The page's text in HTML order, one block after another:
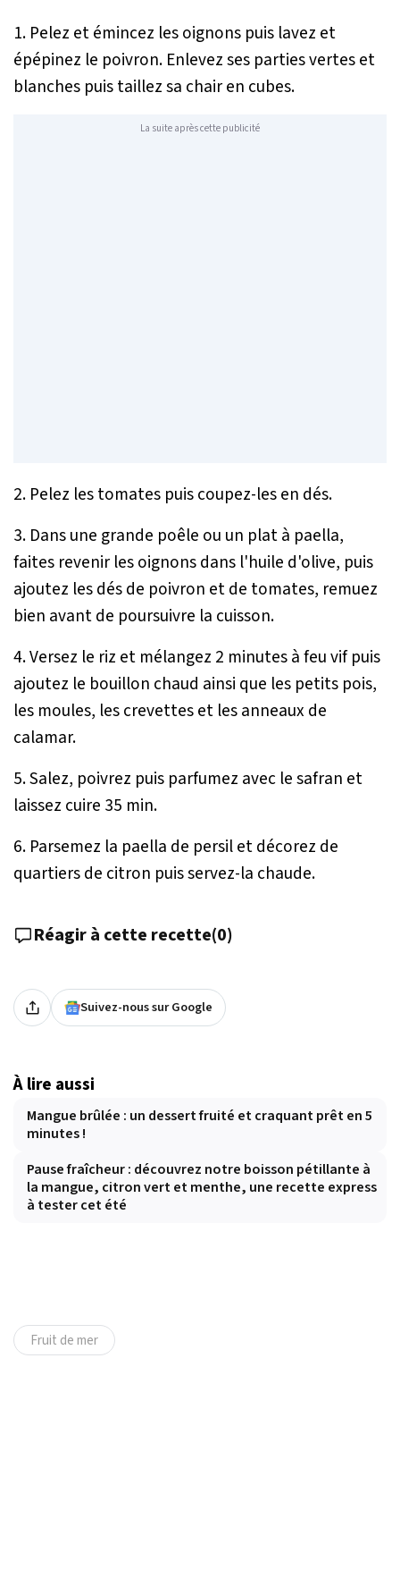
1. Pelez et émincez les oignons puis lavez et
épépinez le poivron. Enlevez ses parties vertes et
blanches puis taillez sa chair en cubes.
La suite après cette publicité
2. Pelez les tomates puis coupez-les en dés.
3. Dans une grande poêle ou un plat à paella,
faites revenir les oignons dans l'huile d'olive, puis
ajoutez les dés de poivron et de tomates, remuez
bien avant de poursuivre la cuisson.
4. Versez le riz et mélangez 2 minutes à feu vif puis
ajoutez le bouillon chaud ainsi que les petits pois,
les moules, les crevettes et les anneaux de
calamar.
5. Salez, poivrez puis parfumez avec le safran et
laissez cuire 35 min.
6. Parsemez la paella de persil et décorez de
quartiers de citron puis servez-la chaude.
Réagir à cette recette(0)
Suivez-nous sur Google
À lire aussi
Mangue brûlée : un dessert fruité et craquant prêt en 5
minutes !
Pause fraîcheur : découvrez notre boisson pétillante à
la mangue, citron vert et menthe, une recette express
à tester cet été
Fruit de mer